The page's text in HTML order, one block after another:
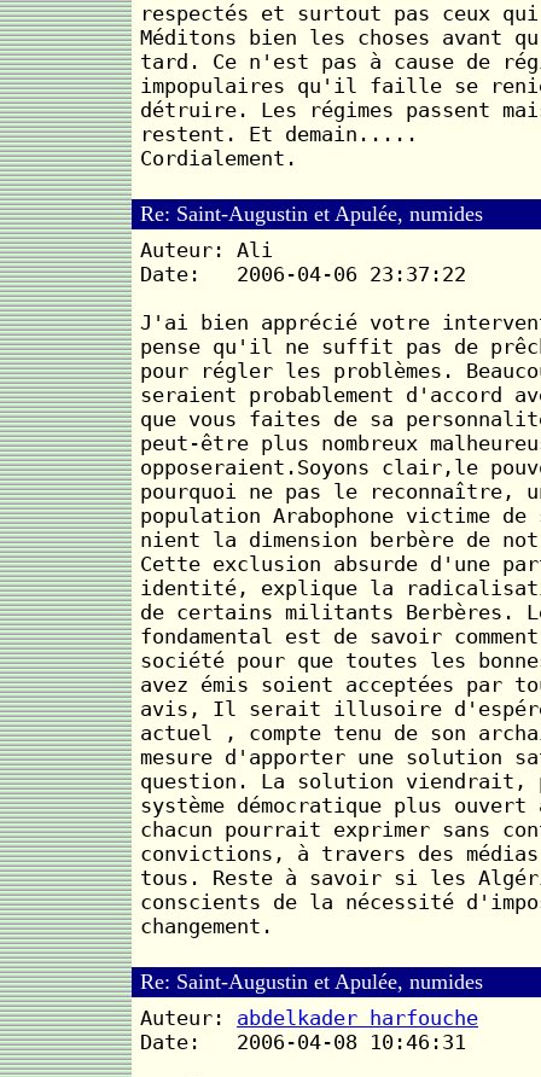
respectés et surtout pas ceux
Méditons bien les choses avant
tard. Ce n'est pas à cause de
impopulaires qu'il faille se
détruire. Les régimes passent
restent. Et demain.....
Cordialement.
Re: Saint-Augustin et Apulée, numides
Auteur: Ali
Date: 2006-04-06 23:37:22
J'ai bien apprécié votre
pense qu'il ne suffit pas de
pour régler les problèmes.
seraient probablement d'accord
que vous faites de sa
peut-être plus nombreux
opposeraient.Soyons clair,le
pourquoi ne pas le reconnaître,
population Arabophone victime de
nient la dimension berbère de
Cette exclusion absurde d'une
identité, explique la
de certains militants Berbères.
fondamental est de savoir
société pour que toutes les
avez émis soient acceptées par
avis, Il serait illusoire
actuel , compte tenu de son
mesure d'apporter une solution
question. La solution viendrait,
système démocratique plus
chacun pourrait exprimer sans
convictions, à travers des
tous. Reste à savoir si les
conscients de la nécessité
changement.
Re: Saint-Augustin et Apulée, numides
Auteur: abdelkader harfouche
Date: 2006-04-08 10:46:31